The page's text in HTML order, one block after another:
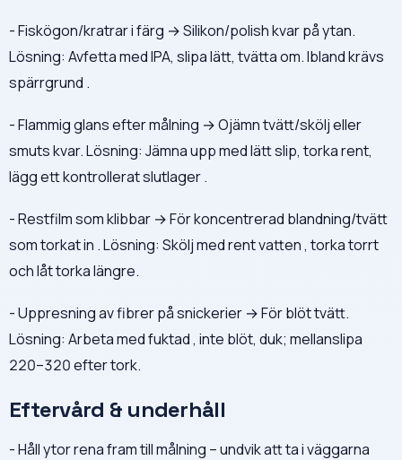
- Fiskögon/kratrar i färg → Silikon/polish kvar på ytan.
Lösning: Avfetta med IPA, slipa lätt, tvätta om. Ibland krävs
spärrgrund .
- Flammig glans efter målning → Ojämn tvätt/skölj eller
smuts kvar. Lösning: Jämna upp med lätt slip, torka rent,
lägg ett kontrollerat slutlager .
- Restfilm som klibbar → För koncentrerad blandning/tvätt
som torkat in . Lösning: Skölj med rent vatten , torka torrt
och låt torka längre.
- Uppresning av fibrer på snickerier → För blöt tvätt.
Lösning: Arbeta med fuktad , inte blöt, duk; mellanslipa
220–320 efter tork.
Eftervård & underhåll
- Håll ytor rena fram till målning – undvik att ta i väggarna